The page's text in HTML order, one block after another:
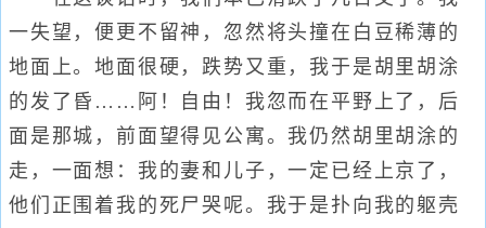
一失望，便更不留神，忽然将头撞在白豆稀薄的
地面上。地面很硬，跌势又重，我于是胡里胡涂
的发了昏……阿！自由！我忽而在平野上了，后
面是那城，前面望得见公寓。我仍然胡里胡涂的
走，一面想：我的妻和儿子，一定已经上京了，
他们正围着我的死尸哭呢。我于是扑向我的躯壳